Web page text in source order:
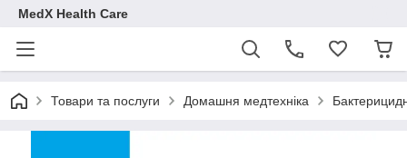
MedX Health Care
Товари та послуги Домашня медтехніка